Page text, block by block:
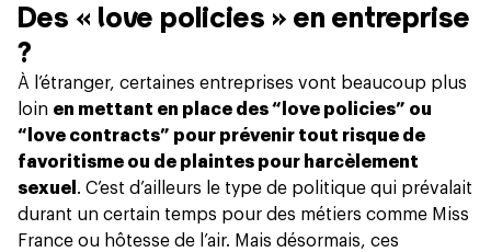
Des « love policies » en entreprise
?
À l’étranger, certaines entreprises vont beaucoup plus
loin en mettant en place des “love policies” ou
“love contracts” pour prévenir tout risque de
favoritisme ou de plaintes pour harcèlement
sexuel . C’est d’ailleurs le type de politique qui prévalait
durant un certain temps pour des métiers comme Miss
France ou hôtesse de l’air. Mais désormais, ces